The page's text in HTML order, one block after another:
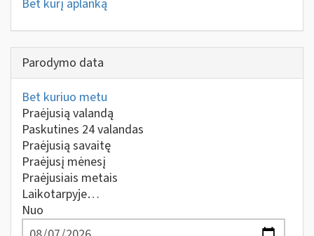
Bet kurį aplanką
Parodymo data
Bet kuriuo metu
Praėjusią valandą
Paskutines 24 valandas
Praėjusią savaitę
Praėjusį mėnesį
Praėjusiais metais
Laikotarpyje…
Nuo